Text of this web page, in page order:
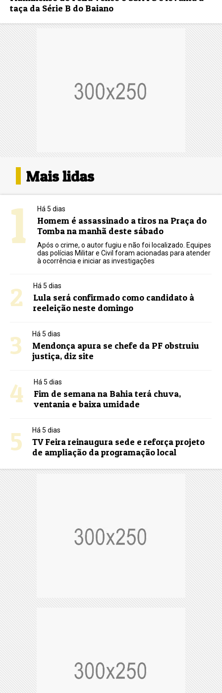
taça da Série B do Baiano
Mais lidas
1 Há 5 dias
Homem é assassinado a tiros na Praça do
Tomba na manhã deste sábado
Após o crime, o autor fugiu e não foi localizado. Equipes
das polícias Militar e Civil foram acionadas para atender
à ocorrência e iniciar as investigações
2 Há 5 dias
Lula será confirmado como candidato à
reeleição neste domingo
3 Há 5 dias
Mendonça apura se chefe da PF obstruiu
justiça, diz site
4 Há 5 dias
Fim de semana na Bahia terá chuva,
ventania e baixa umidade
5 Há 5 dias
TV Feira reinaugura sede e reforça projeto
de ampliação da programação local